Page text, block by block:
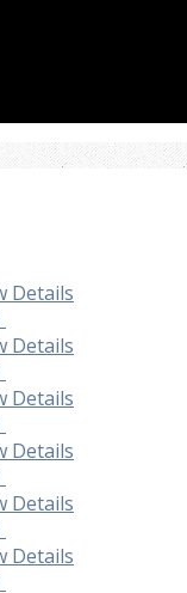
Details
Details
Details
Details
Details
Details